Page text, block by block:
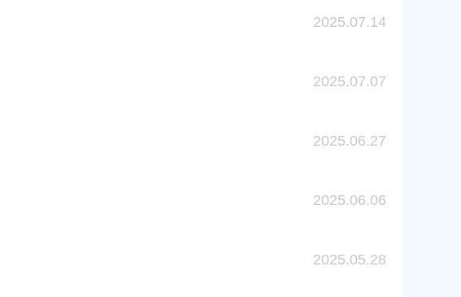
2025.07.14
2025.07.07
2025.06.27
2025.06.06
2025.05.28